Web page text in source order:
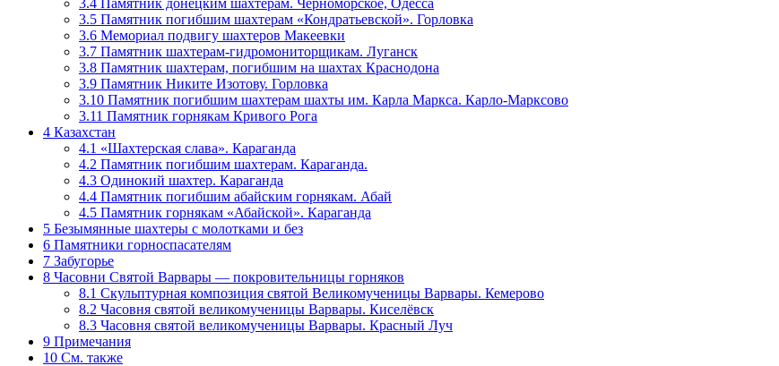
3.5 Памятник погибшим шахтерам «Кондратьевской». Горловка
3.6 Мемориал подвигу шахтеров Макеевки
3.7 Памятник шахтерам-гидромониторщикам. Луганск
3.8 Памятник шахтерам, погибшим на шахтах Краснодона
3.9 Памятник Никите Изотову. Горловка
3.10 Памятник погибшим шахтерам шахты им. Карла Маркса. Карло-Марксово
3.11 Памятник горнякам Кривого Рога
4 Казахстан
4.1 «Шахтерская слава». Караганда
4.2 Памятник погибшим шахтерам. Караганда.
4.3 Одинокий шахтер. Караганда
4.4 Памятник погибшим абайским горнякам. Абай
4.5 Памятник горнякам «Абайской». Караганда
5 Безымянные шахтеры с молотками и без
6 Памятники горноспасателям
7 Забугорье
8 Часовни Святой Варвары — покровительницы горняков
8.1 Скульптурная композиция святой Великомученицы Варвары. Кемерово
8.2 Часовня святой великомученицы Варвары. Киселёвск
8.3 Часовня святой великомученицы Варвары. Красный Луч
9 Примечания
10 См. также